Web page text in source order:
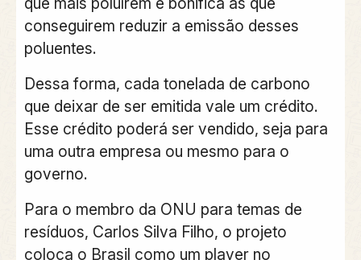
conseguirem reduzir a emissão desses
poluentes.
Dessa forma, cada tonelada de carbono
que deixar de ser emitida vale um crédito.
Esse crédito poderá ser vendido, seja para
uma outra empresa ou mesmo para o
governo.
Para o membro da ONU para temas de
resíduos, Carlos Silva Filho, o projeto
coloca o Brasil como um player no